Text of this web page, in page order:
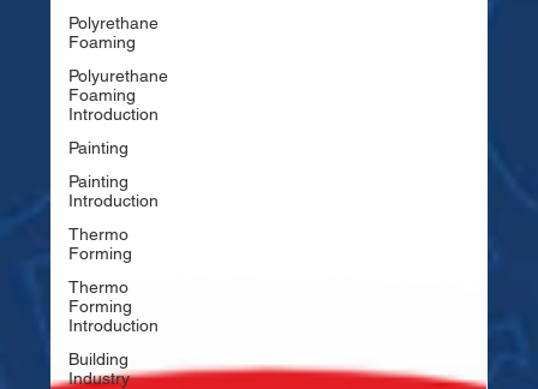
Polyrethane
Foaming
Polyurethane
Foaming
Introduction
Painting
Painting
Introduction
Thermo
Forming
Thermo
Forming
Introduction
Building
Industry